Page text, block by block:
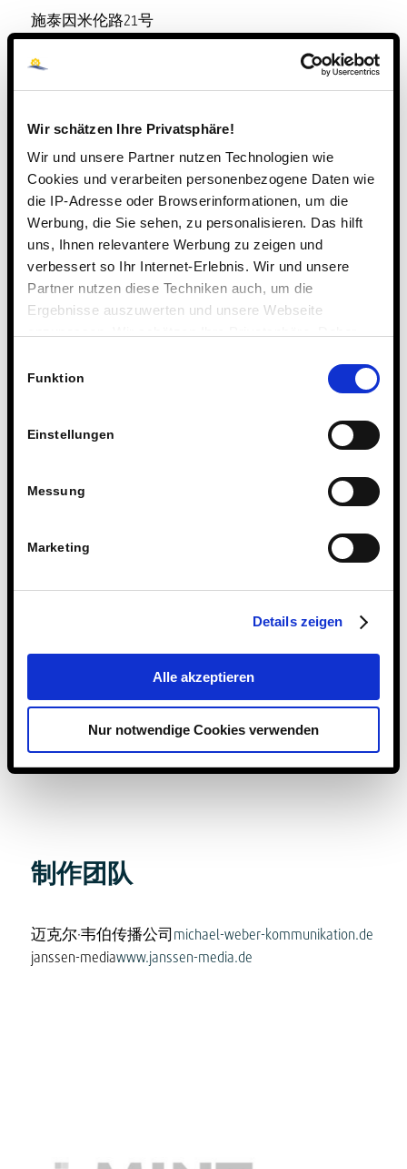
Wir schätzen Ihre Privatsphäre!
Wir und unsere Partner nutzen Technologien wie
Cookies und verarbeiten personenbezogene Daten wie
die IP-Adresse oder Browserinformationen, um die
Werbung, die Sie sehen, zu personalisieren. Das hilft
uns, Ihnen relevantere Werbung zu zeigen und
verbessert so Ihr Internet-Erlebnis. Wir und unsere
Partner nutzen diese Techniken auch, um die
Ergebnisse auszuwerten und unsere Webseite
Technologien.
Funktion
Einstellungen
Messung
Marketing
Details zeigen
Alle akzeptieren
Nur notwendige Cookies verwenden
施泰因米伦路21号
35043 马尔堡
董事会：埃贡·沃佩尔与格哈德·穆勒
总经理：迪尔克·科内茨
登记法院：马尔堡地方法院 VR730
电话：06421 408-29
电子邮箱： schule@steinmuehle.de
关于寄宿学校：
施泰因米勒有限责任公司
施泰因米伦路21号
总经理：迪尔克·科内茨
注册法院：马尔堡地方法院 HRB 8376
电子邮箱：
版权声明：本网站的所有文本、图片、图形及版式
为，特别是未经授权使用、复制或传播单个内容或
整个网页的行为，都将受到民事和刑事追究。 除非
另有说明，所提及的公司名称、商标、商号以及产
品描述均受名称权或商标权保护。Steinmühle 对网
站上的第三方内容（外部链接）不承担任何责任。
制作团队
迈克尔·韦伯传播公司 michael-weber-kommunikation.de
janssen-mediawww.janssen-media.de